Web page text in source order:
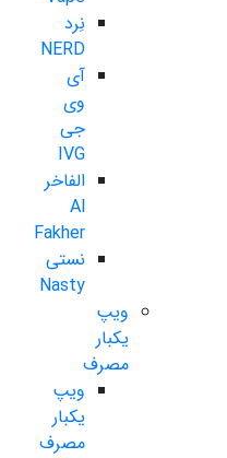
نِرد
NERD
آی
وی
جی
IVG
الفاخر
Al
Fakher
نستی
Nasty
ویپ
یکبار
مصرف
ویپ
یکبار
مصرف